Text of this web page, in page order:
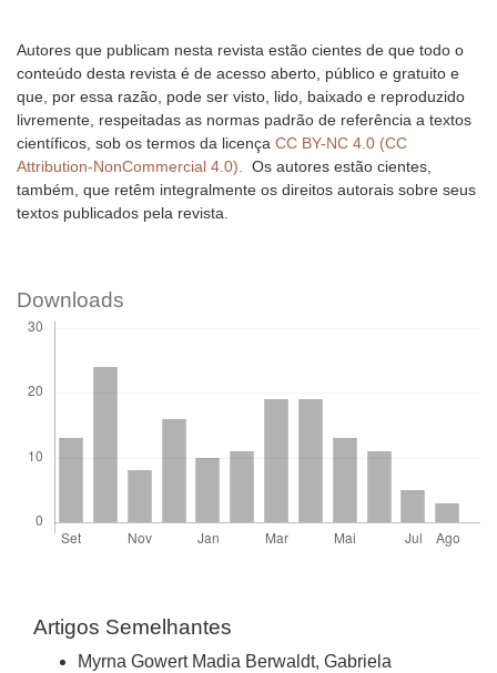
Autores que publicam nesta revista estão cientes de que todo o
conteúdo desta revista é de acesso aberto, público e gratuito e
que, por essa razão, pode ser visto, lido, baixado e reproduzido
livremente, respeitadas as normas padrão de referência a textos
científicos, sob os termos da licença CC BY-NC 4.0 (CC
Attribution-NonCommercial 4.0). Os autores estão cientes,
também, que retêm integralmente os direitos autorais sobre seus
textos publicados pela revista.
Downloads
Artigos Semelhantes
Myrna Gowert Madia Berwaldt, Gabriela